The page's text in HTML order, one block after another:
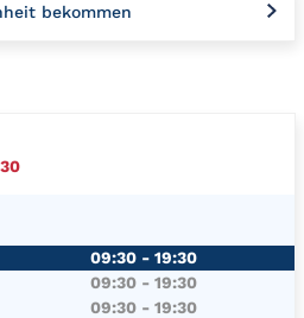
bekommen
09:30 - 19:30
09:30 - 19:30
09:30 - 19:30